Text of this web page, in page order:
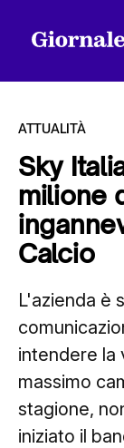
Tutti gli
Contatti
ATTUALITÀ
Sky
milione
Calcio
L'azienda è
intendere la
massimo
stagione,
iniziato il